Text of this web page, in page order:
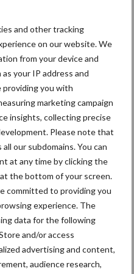
and other tracking
on our website. We
from your device and
your IP address and
providing you with
marketing campaign
insights, collecting precise
Please note that
our subdomains. You can
at any time by clicking the
the bottom of your screen.
committed to providing you
experience. The
data for the following
and/or access
advertising and content,
audience research,
Partner nieuws
Fokkerij
Ligbox &
Voerhekken